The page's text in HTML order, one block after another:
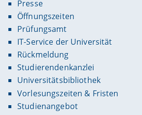
Presse
Öffnungszeiten
Prüfungsamt
IT-Service der Universität
Rückmeldung
Studierendenkanzlei
Universitätsbibliothek
Vorlesungszeiten & Fristen
Studienangebot